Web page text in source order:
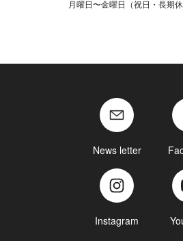
月曜日〜金曜日（祝日・長期
News letter
Instagram